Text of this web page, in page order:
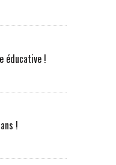
éducative !
!